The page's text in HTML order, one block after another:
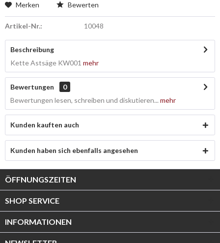
Merken Bewerten
Artikel-Nr.: 10048
Beschreibung
Kette Astsäge KW001 mehr
Bewertungen
0
Bewertungen lesen, schreiben und diskutieren... mehr
Kunden kauften auch
Kunden haben sich ebenfalls angesehen
ÖFFNUNGSZEITEN
SHOP SERVICE
INFORMATIONEN